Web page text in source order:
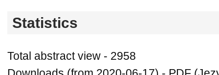
Statistics
Total abstract view - 2958